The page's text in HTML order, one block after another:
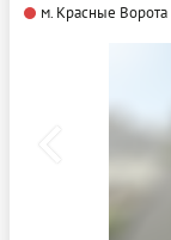
м. Красные Ворота